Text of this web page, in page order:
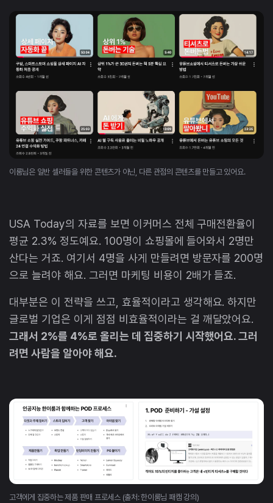
이룸님은 일반 셀러들을 위한 콘텐츠가 아닌, 다른 관점의 콘텐츠를 만들고 있어요.
USA Today의 자료를 보면 이커머스 전체 구매전환율이
평균 2.3% 정도예요. 100명이 쇼핑몰에 들어와서 2명만
산다는 거죠. 여기서 4명을 사게 만들려면 방문자를 200명
으로 늘려야 해요. 그러면 마케팅 비용이 2배가 들죠.
대부분은 이 전략을 쓰고, 효율적이라고 생각해요. 하지만
글로벌 기업은 이게 점점 비효율적이라는 걸 깨달았어요.
그래서 2%를 4%로 올리는 데 집중하기 시작했어요. 그러
려면 사람을 알아야 해요.
고객에게 집중하는 제품 판매 프로세스 (출처: 한이룸님 패캠 강의)